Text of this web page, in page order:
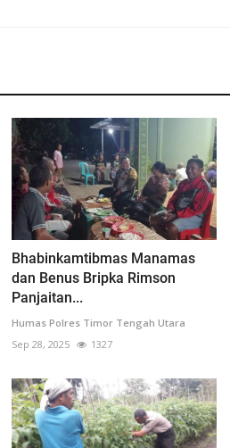
Bhabinkamtibmas Manamas
dan Benus Bripka Rimson
Panjaitan...
Humas Polres Timor Tengah Utara
Sep 28, 2025
1327